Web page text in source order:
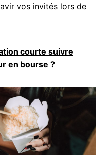
vos invités lors de
courte suivre
en bourse ?